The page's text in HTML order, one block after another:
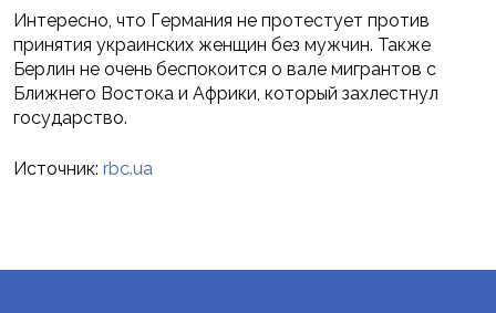
Интересно, что Германия не протестует против
принятия украинских женщин без мужчин. Также
Берлин не очень беспокоится о вале мигрантов с
Ближнего Востока и Африки, который захлестнул
государство.
Источник: rbc.ua